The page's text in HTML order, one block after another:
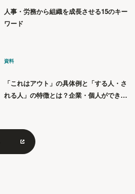
人事・労務から組織を成長させる15のキー
ワード
資料
「これはアウト」の具体例と「する人・さ
れる人」の特徴とは？企業・個人ができる